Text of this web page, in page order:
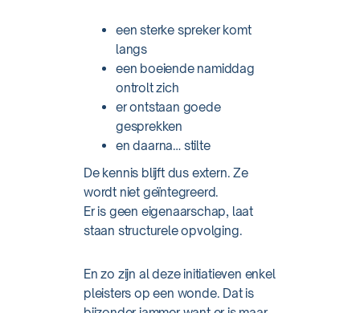
een sterke spreker komt
langs
een boeiende namiddag
ontrolt zich
er ontstaan goede
gesprekken
en daarna… stilte
De kennis blijft dus extern. Ze
wordt niet geïntegreerd.
Er is geen eigenaarschap, laat
staan structurele opvolging.
En zo zijn al deze initiatieven enkel
pleisters op een wonde. Dat is